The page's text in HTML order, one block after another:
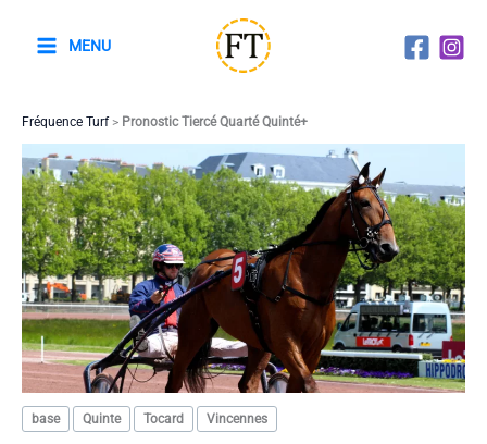
MENU
Fréquence Turf> Pronostic Tiercé Quarté Quinté+
base Quinte Tocard Vincennes